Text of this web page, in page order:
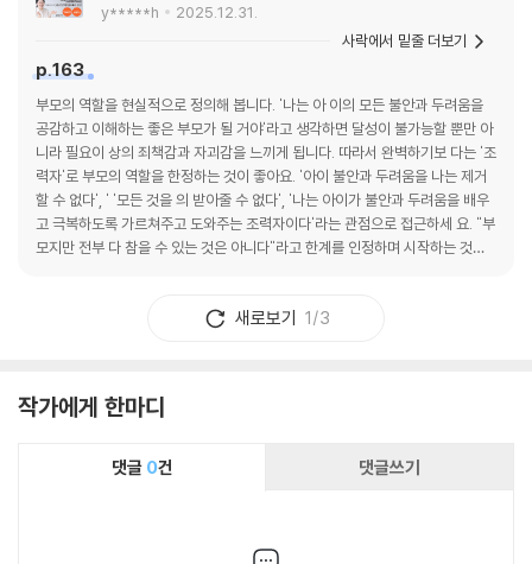
y*****h
2025.12.31.
p.163
부모의 역할을 현실적으로 정의해 봅니다. '나는 아 이의 모든 불안과 두려움을
공감하고 이해하는 좋은 부모가 될 거야'라고 생각하면 달성이 불가능할 뿐만 아
니라 필요이 상의 죄책감과 자괴감을 느끼게 됩니다. 따라서 완벽하기보 다는 '조
력자'로 부모의 역할을 한정하는 것이 좋아요. '아이 불안과 두려움을 나는 제거
할 수 없다', ' '모든 것을 의 받아줄 수 없다', '나는 아이가 불안과 두려움을 배우
고 극복하도록 가르쳐주고 도와주는 조력자이다'라는 관점으로 접근하세 요. "부
모지만 전부 다 참을 수 있는 것은 아니다"라고 한계를 인정하며 시작하는 것이
정하고 함께 배워나가는 단계라 생각하고 노력하기. 노력에 인정하기.
사락에서 밑줄 더보기
새로보기 1/3
작가에게 한마디
댓글 0건 댓글쓰기